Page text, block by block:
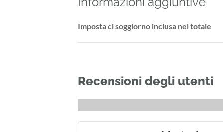
Imposta di soggiorno inclusa nel totale
Recensioni degli utenti